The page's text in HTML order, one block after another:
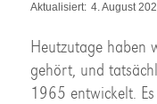
Aktualisiert: 4. August
Heutzutage haben
gehört, und
1965 entwickelt.